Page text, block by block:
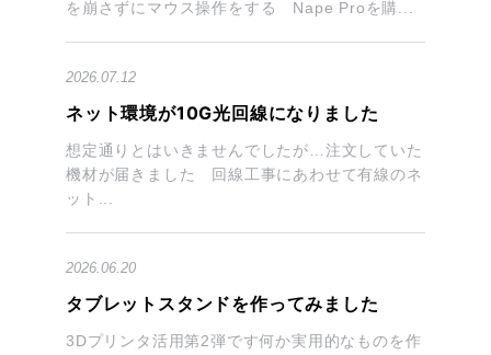
を崩さずにマウス操作をする Nape Proを購...
2026.07.12
ネット環境が10G光回線になりました
想定通りとはいきませんでしたが…注文していた
機材が届きました 回線工事にあわせて有線のネ
ット...
2026.06.20
タブレットスタンドを作ってみました
3Dプリンタ活用第2弾です何か実用的なものを作